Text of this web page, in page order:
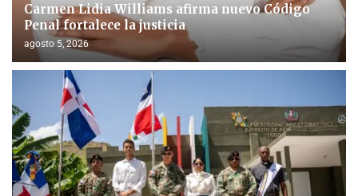
Carmen Lidia Williams afirma nuevo Código
Penal fortalece la justicia
agosto 5, 2026